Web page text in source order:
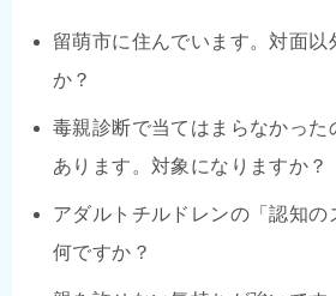
留萌市に住んでいます。対面以
か？
毒親診断で当てはまらなかった
あります。対象になりますか？
アダルトチルドレンの「認知の
何ですか？